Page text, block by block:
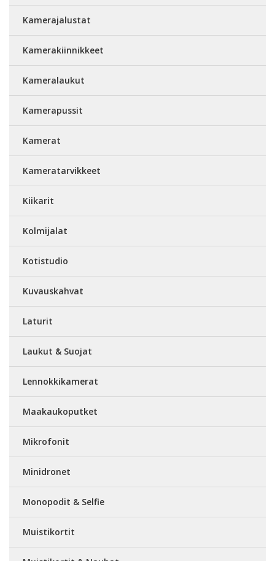
Kamerajalustat
Kamerakiinnikkeet
Kameralaukut
Kamerapussit
Kamerat
Kameratarvikkeet
Kiikarit
Kolmijalat
Kotistudio
Kuvauskahvat
Laturit
Laukut & Suojat
Lennokkikamerat
Maakaukoputket
Mikrofonit
Minidronet
Monopodit & Selfie
Muistikortit